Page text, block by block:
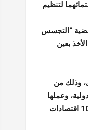
لتنظيم
“التجسس
بعين
وذلك من
وعملها
المتواصل لزيادة قدراتها الاقتصادية حيث يتجاوز ناتجها المحلي 1.3 تريليون دولار، وحددت هدفا لدخول قائمة أقوى 10 اقتصادات